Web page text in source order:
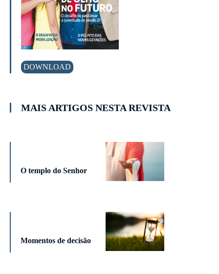
DOWNLOAD
MAIS ARTIGOS NESTA REVISTA
O templo do Senhor
Momentos de decisão